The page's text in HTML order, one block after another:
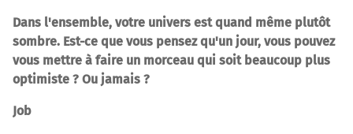
Dans l'ensemble, votre univers est quand même plutôt
sombre. Est-ce que vous pensez qu'un jour, vous pouvez
vous mettre à faire un morceau qui soit beaucoup plus
optimiste ? Ou jamais ?
Job